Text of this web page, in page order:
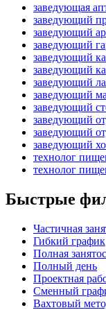
заведующая
заведующий
заведующий
заведующий
заведующий
заведующий
заведующий
заведующий
заведующий
заведующий
заведующий
заведующий
технолог
технолог
Быстрые
Частичная
Гибкий график
Полная
Полный день
Проектная
Сменный
Вахтовый